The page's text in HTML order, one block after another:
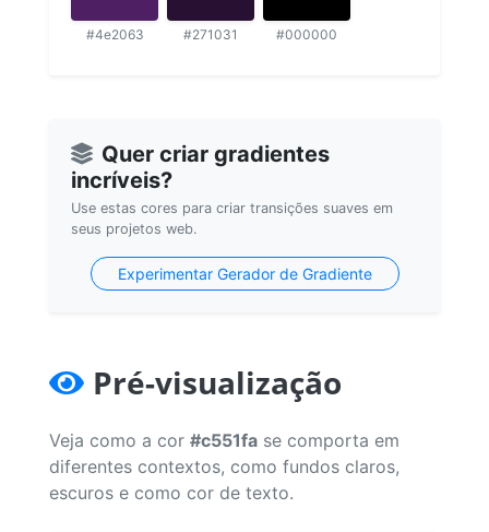
#4e2063 #271031 #000000
Quer criar gradientes
incríveis?
Use estas cores para criar transições suaves em
seus projetos web.
Experimentar Gerador de Gradiente
Pré-visualização
Veja como a cor #c551fa se comporta em
diferentes contextos, como fundos claros,
escuros e como cor de texto.